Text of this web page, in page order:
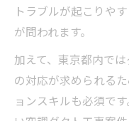
トラブルが起こりや
が問われます。
加えて、東京都内で
の対応が求められる
ョンスキルも必須で